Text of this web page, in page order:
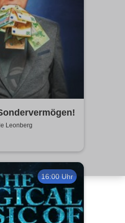
Leonberg
16:00 Uhr